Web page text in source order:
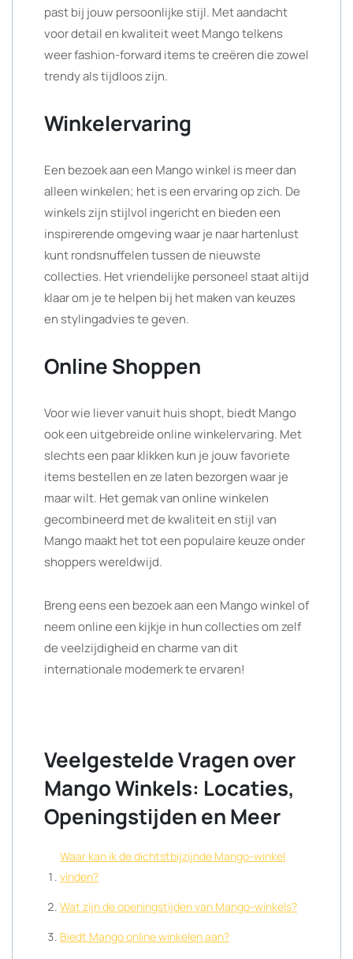
past bij jouw persoonlijke stijl. Met aandacht
voor detail en kwaliteit weet Mango telkens
weer fashion-forward items te creëren die zowel
trendy als tijdloos zijn.
Winkelervaring
Een bezoek aan een Mango winkel is meer dan
alleen winkelen; het is een ervaring op zich. De
winkels zijn stijlvol ingericht en bieden een
inspirerende omgeving waar je naar hartenlust
kunt rondsnuffelen tussen de nieuwste
collecties. Het vriendelijke personeel staat altijd
klaar om je te helpen bij het maken van keuzes
en stylingadvies te geven.
Online Shoppen
Voor wie liever vanuit huis shopt, biedt Mango
ook een uitgebreide online winkelervaring. Met
slechts een paar klikken kun je jouw favoriete
items bestellen en ze laten bezorgen waar je
maar wilt. Het gemak van online winkelen
gecombineerd met de kwaliteit en stijl van
Mango maakt het tot een populaire keuze onder
shoppers wereldwijd.
Breng eens een bezoek aan een Mango winkel of
neem online een kijkje in hun collecties om zelf
de veelzijdigheid en charme van dit
internationale modemerk te ervaren!
Veelgestelde Vragen over
Mango Winkels: Locaties,
Openingstijden en Meer
Waar kan ik de dichtstbijzijnde Mango-winkel
vinden?
Wat zijn de openingstijden van Mango-winkels?
Biedt Mango online winkelen aan?